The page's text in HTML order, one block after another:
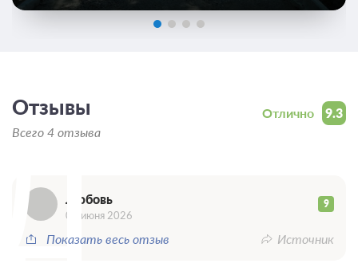
9.3
Отлично
Отзывы
Всего 4 отзыва
Любовь 9
02 июня 2026
Показать весь отзыв Источник